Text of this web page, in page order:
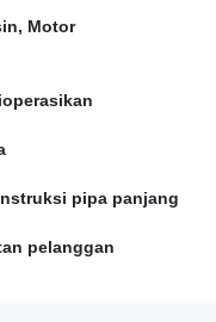
Motor
pipa panjang
pelanggan